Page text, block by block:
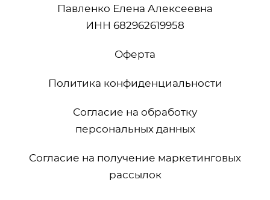
Павленко Елена Алексеевна
ИНН 682962619958
Оферта
Политика конфиденциальности
Согласие на обработку
персональных данных
Согласие на получение маркетинговых
рассылок